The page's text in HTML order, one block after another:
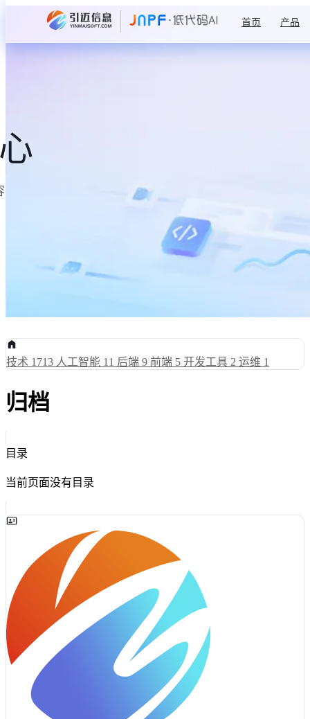
首页 产品
技术 1713 人工智能 11 后端 9 前端 5 开发工具 2 运维 1
归档
目录
当前页面没有目录